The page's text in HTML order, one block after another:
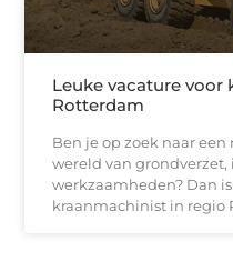
Leuke vacature voor
Rotterdam
Ben je op zoek naar
wereld van
werkzaamheden? Dan
kraanmachinist in regio